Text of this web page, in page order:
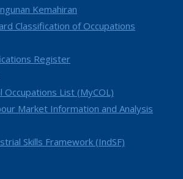
Kemahiran
Classification of Occupations
Register
Occupations List (MyCOL)
Market Information and Analysis
Skills Framework (IndSF)